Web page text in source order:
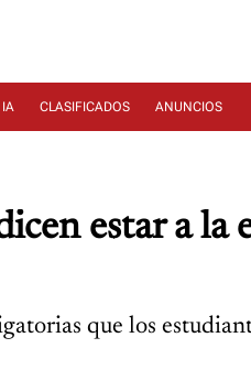
IA CLASIFICADOS ANUNCIOS
estar a la
que los